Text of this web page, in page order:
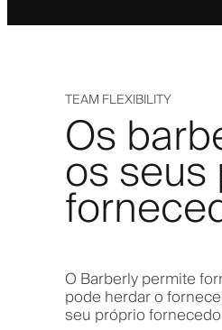
TEAM FLEXIBILITY
Os
os
O Barberly permite
pode herdar o
seu próprio